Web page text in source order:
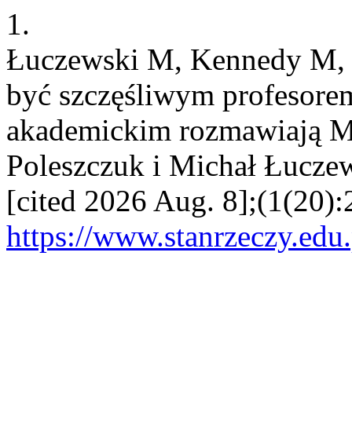
1.
Łuczewski M, Kennedy M,
być szczęśliwym
akademickim rozmawiają
Poleszczuk i Michał
[cited 2026 Aug.
https://